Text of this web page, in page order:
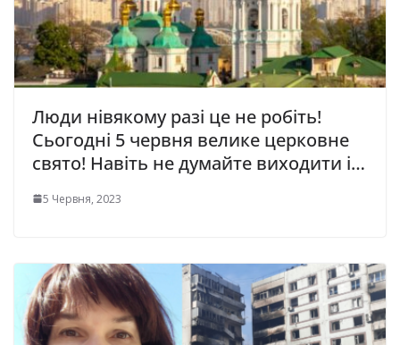
Люди нівякому разі це не робіть!
Сьогодні 5 червня велике церковне
свято! Навіть не думайте виходити і…
5 Червня, 2023